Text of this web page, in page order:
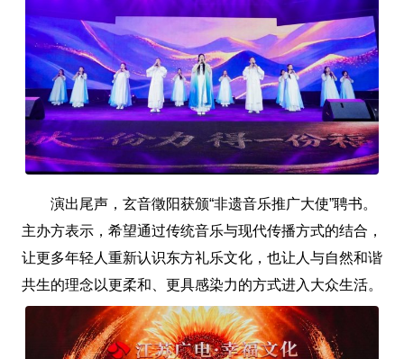
演出尾声，玄音徵阳获颁“非遗音乐推广大使”聘书。
主办方表示，希望通过传统音乐与现代传播方式的结合，
让更多年轻人重新认识东方礼乐文化，也让人与自然和谐
共生的理念以更柔和、更具感染力的方式进入大众生活。